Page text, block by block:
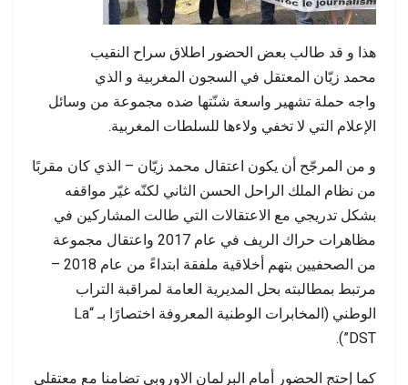
هذا و قد طالب بعض الحضور اطلاق سراح النقيب
محمد زيّان المعتقل في السجون المغربية و الذي
واجه حملة تشهير واسعة شنّتها ضده مجموعة من وسائل
الإعلام التي لا تخفي ولاءها للسلطات المغربية.
و من المرجّح أن يكون اعتقال محمد زيّان – الذي كان مقربًا
من نظام الملك الراحل الحسن الثاني لكنّه غيّر مواقفه
بشكل تدريجي مع الاعتقالات التي طالت المشاركين في
مظاهرات حراك الريف في عام 2017 واعتقال مجموعة
من الصحفيين بتهم أخلاقية ملفقة ابتداءً من عام 2018 –
مرتبط بمطالبته بحل المديرية العامة لمراقبة التراب
الوطني (المخابرات الوطنية المعروفة اختصارًا بـ “La
DST”).
كما إحتج الحضور أمام البرلمان الاوروبي تضامنا مع معتقلي